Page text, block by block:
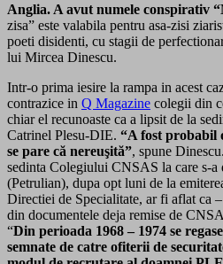
Anglia. A avut numele conspirativ
zisa” este valabila pentru asa-zisi
poeti disidenti, cu stagii de
lui Mircea Dinescu.
Intr-o prima iesire la rampa in acest
contrazice in Q Magazine colegii din
chiar el recunoaste ca a lipsit de la
Catrinel Plesu-DIE. “A fost probabil
se pare că nereuşită”, spune
sedinta Colegiului CNSAS la care s-a
(Petrulian), dupa opt luni de la
Directiei de Specialitate, ar fi aflat ca
din documentele deja remise de
“Din perioada 1968 – 1974 se
semnate de catre ofiterii de